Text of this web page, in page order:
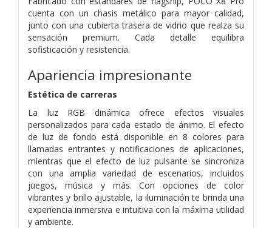
cuenta con un chasis metálico para mayor calidad,
junto con una cubierta trasera de vidrio que realza su
sensación premium. Cada detalle equilibra
sofisticación y resistencia.
Apariencia impresionante
Estética de carreras
La luz RGB dinámica ofrece efectos visuales
personalizados para cada estado de ánimo. El efecto
de luz de fondo está disponible en 8 colores para
llamadas entrantes y notificaciones de aplicaciones,
mientras que el efecto de luz pulsante se sincroniza
con una amplia variedad de escenarios, incluidos
juegos, música y más. Con opciones de color
vibrantes y brillo ajustable, la iluminación te brinda una
experiencia inmersiva e intuitiva con la máxima utilidad
y ambiente.